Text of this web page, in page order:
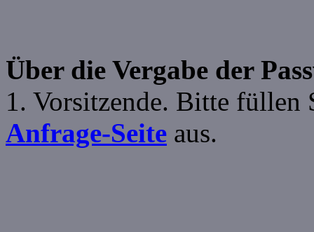
Über die Vergabe der
1. Vorsitzende. Bitte füllen
Anfrage-Seite aus.